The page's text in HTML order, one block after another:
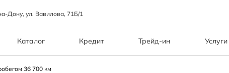
Дону, ул. Вавилова, 71Б/1
Каталог Кредит Трейд-ин Услуги
36 700 км